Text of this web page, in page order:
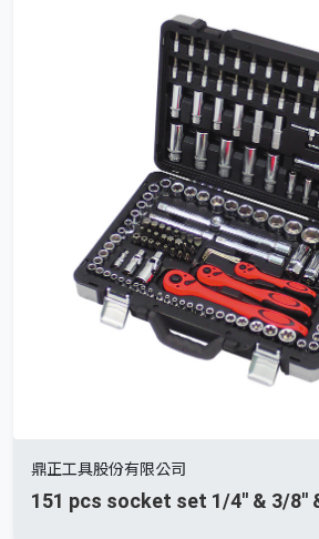
鼎正工具股份有限公司
151 pcs socket set 1/4'' & 3/8''